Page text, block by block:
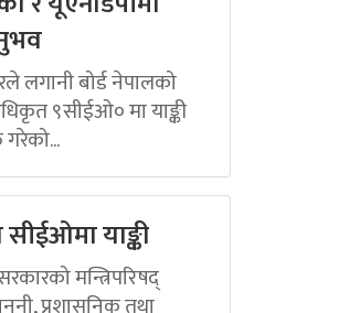
लगानी बोर्ड नेपालको
९सीईओ० मा याङ्की
सीईओमा याङ्की
मन्त्रिपरिषद्
प्रशासनिक तथा